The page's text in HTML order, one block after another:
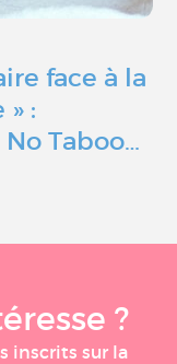
face à la
:
Taboo…
?
inscrits sur la